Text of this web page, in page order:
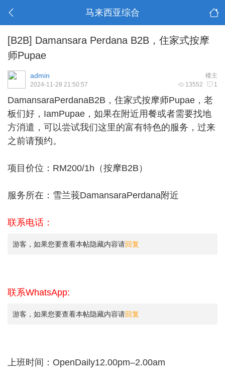
马来西亚综合
[B2B] Damansara Perdana B2B，住家式按摩
师Pupae
楼主
admin
13552 1
2024-11-28 21:50:57
DamansaraPerdanaB2B，住家式按摩师Pupae，老
板们好，IamPupae，如果在附近用餐或者需要找地
方消遣，可以尝试我们这里的富有特色的服务，过来
之前请预约。
项目价位：RM200/1h（按摩B2B ）
服务所在：雪兰莪DamansaraPerdana附近
联系电话：
游客，如果您要查看本帖隐藏内容请回复
联系WhatsApp:
游客，如果您要查看本帖隐藏内容请回复
上班时间：OpenDaily12.00pm–2.00am